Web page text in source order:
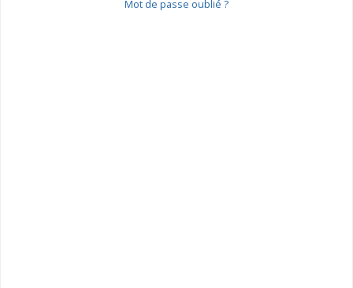
Mot de passe oublié ?